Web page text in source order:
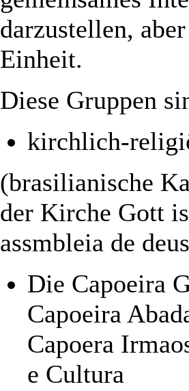
darzustellen,
Einheit.
Diese Gruppen
kirchlich-
(brasilianische
der Kirche Gott
assmbleia de
Die Capoeira
Capoeira
Capoera
e Cultura